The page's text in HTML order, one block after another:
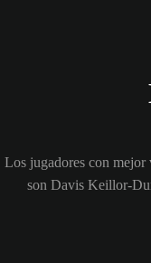
Los jugadores con
son Davis Keillor-